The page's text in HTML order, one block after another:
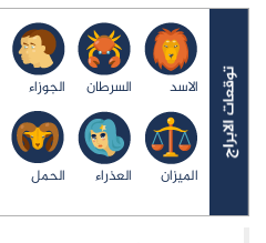
الاسد السرطان الجوزاء
الميزان العذراء الحمل